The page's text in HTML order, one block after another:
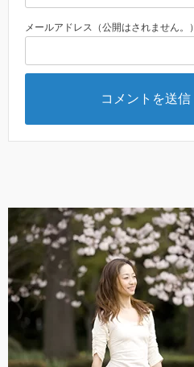
メールアドレス（公開はされません。）